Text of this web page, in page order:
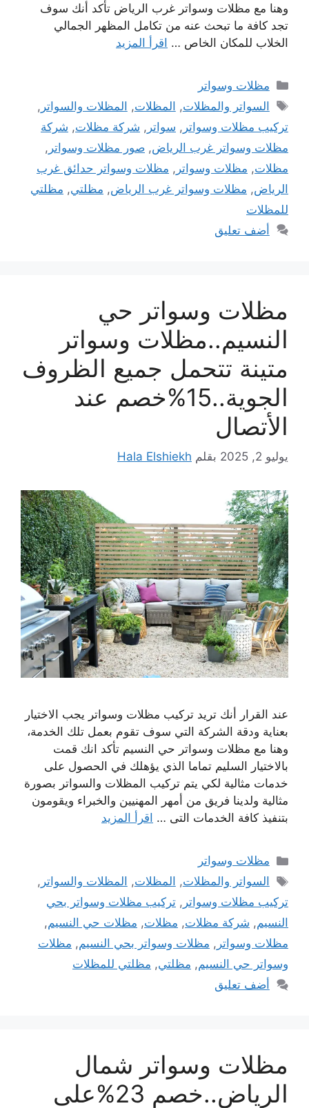
وهنا مع مظلات وسواتر غرب الرياض تأكد أنك سوف
تجد كافة ما تبحث عنه من تكامل المظهر الجمالي
الخلاب للمكان الخاص … اقرأ المزيد
التصنيفات
مظلات وسواتر
الوسوم
السواتر والمظلات, المظلات, المظلات والسواتر ,
تركيب مظلات وسواتر , سواتر , شركة مظلات, شركة
مظلات وسواتر غرب الرياض, صور مظلات وسواتر ,
مظلات, مظلات وسواتر , مظلات وسواتر حدائق غرب
الرياض, مظلات وسواتر غرب الرياض, مظلتي, مظلتي
للمظلات
أضف تعليق
مظلات وسواتر حي
النسيم..مظلات وسواتر
متينة تتحمل جميع الظروف
الجوية..15%خصم عند
الأتصال
يوليو 2, 2025 بقلم Hala Elshiekh
عند القرار أنك تريد تركيب مظلات وسواتر يجب الاختيار
بعناية ودقة الشركة التي سوف تقوم بعمل تلك الخدمة،
وهنا مع مظلات وسواتر حي النسيم تأكد انك قمت
بالاختيار السليم تماما الذي يؤهلك في الحصول على
خدمات مثالية لكي يتم تركيب المظلات والسواتر بصورة
مثالية ولدينا فريق من أمهر المهنيين والخبراء ويقومون
بتنفيذ كافة الخدمات التى … اقرأ المزيد
التصنيفات
مظلات وسواتر
الوسوم
السواتر والمظلات, المظلات, المظلات والسواتر ,
تركيب مظلات وسواتر , تركيب مظلات وسواتر بحي
النسيم, شركة مظلات, مظلات, مظلات حي النسيم,
مظلات وسواتر , مظلات وسواتر بحي النسيم, مظلات
وسواتر حي النسيم, مظلتي, مظلتي للمظلات
أضف تعليق
مظلات وسواتر شمال
الرياض..خصم 23%على